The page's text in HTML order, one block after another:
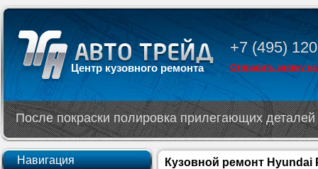
Центр кузовного ремонта
+7 (495)
Отправить заявку
После покраски полировка прилегающих деталей
Навигация Кузовной ремонт Hyundai